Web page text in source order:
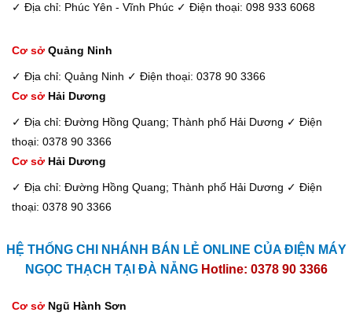
✓ Địa chỉ: Phúc Yên - Vĩnh Phúc ✓ Điện thoại: 098 933 6068
Cơ sở Quảng Ninh
✓ Địa chỉ: Quảng Ninh ✓ Điện thoại: 0378 90 3366
Cơ sở Hải Dương
✓ Địa chỉ: Đường Hồng Quang; Thành phố Hải Dương ✓ Điện
thoại: 0378 90 3366
Cơ sở Hải Dương
✓ Địa chỉ: Đường Hồng Quang; Thành phố Hải Dương ✓ Điện
thoại: 0378 90 3366
HỆ THỐNG CHI NHÁNH BÁN LẺ ONLINE CỦA ĐIỆN MÁY
NGỌC THẠCH TẠI ĐÀ NẴNG Hotline: 0378 90 3366
Cơ sở Ngũ Hành Sơn